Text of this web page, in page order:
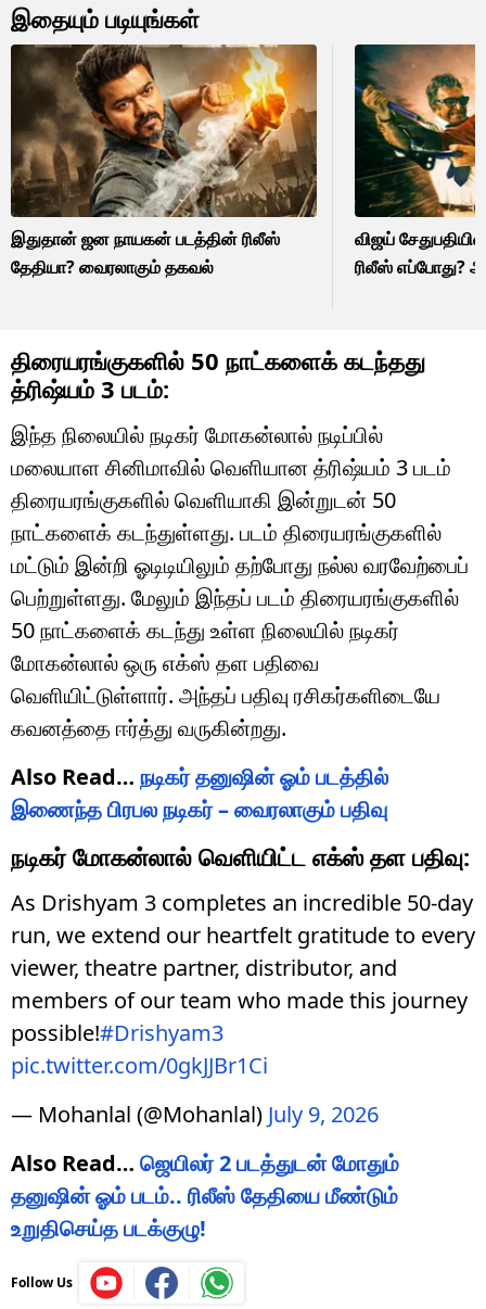
இதையும் படியுங்கள்
இதுதான் ஜன நாயகன் படத்தின் ரிலீஸ்
தேதியா? வைரலாகும் தகவல்
விஜய்
ரிலீஸ் எப்போது?
திரையரங்குகளில் 50 நாட்களைக் கடந்தது
த்ரிஷ்யம் 3 படம்:
இந்த நிலையில் நடிகர் மோகன்லால் நடிப்பில்
மலையாள சினிமாவில் வெளியான த்ரிஷ்யம் 3 படம்
திரையரங்குகளில் வெளியாகி இன்றுடன் 50
நாட்களைக் கடந்துள்ளது. படம் திரையரங்குகளில்
மட்டும் இன்றி ஓடிடியிலும் தற்போது நல்ல வரவேற்பைப்
பெற்றுள்ளது. மேலும் இந்தப் படம் திரையரங்குகளில்
50 நாட்களைக் கடந்து உள்ள நிலையில் நடிகர்
மோகன்லால் ஒரு எக்ஸ் தள பதிவை
வெளியிட்டுள்ளார். அந்தப் பதிவு ரசிகர்களிடையே
கவனத்தை ஈர்த்து வருகின்றது.
Also Read… நடிகர் தனுஷின் ஓம் படத்தில்
இணைந்த பிரபல நடிகர் – வைரலாகும் பதிவு
நடிகர் மோகன்லால் வெளியிட்ட எக்ஸ் தள பதிவு:
As Drishyam 3 completes an incredible 50-day
run, we extend our heartfelt gratitude to every
viewer, theatre partner, distributor, and
members of our team who made this journey
possible!#Drishyam3
pic.twitter.com/0gkJJBr1Ci
— Mohanlal (@Mohanlal) July 9, 2026
Also Read… ஜெயிலர் 2 படத்துடன் மோதும்
தனுஷின் ஓம் படம்.. ரிலீஸ் தேதியை மீண்டும்
உறுதிசெய்த படக்குழு!
Follow Us